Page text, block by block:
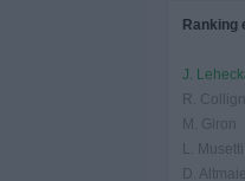
Ranking
J.
R.
M. Giron
L. Musetti
D.